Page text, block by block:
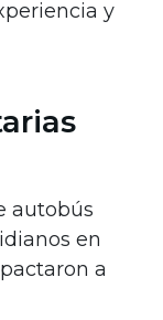
y
autobús
en
a